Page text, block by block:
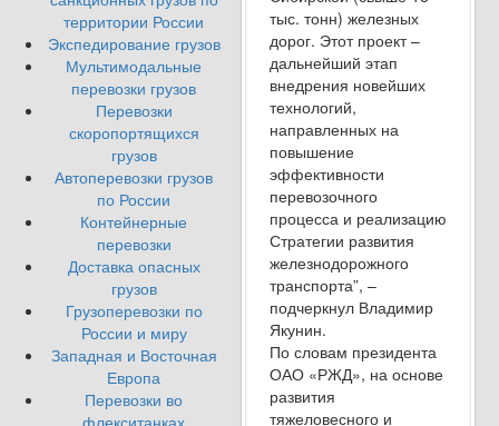
территории России
Экспедирование грузов
Мультимодальные
перевозки грузов
Перевозки
скоропортящихся
грузов
Автоперевозки грузов
по России
Контейнерные
перевозки
Доставка опасных
грузов
Грузоперевозки по
России и миру
Западная и Восточная
Европа
Перевозки во
флекситанках
тыс. тонн) железных
дорог. Этот проект –
дальнейший этап
внедрения новейших
технологий,
направленных на
повышение
эффективности
перевозочного
процесса и реализацию
Стратегии развития
железнодорожного
транспорта”, –
подчеркнул Владимир
Якунин.
По словам президента
ОАО «РЖД», на основе
развития
тяжеловесного и